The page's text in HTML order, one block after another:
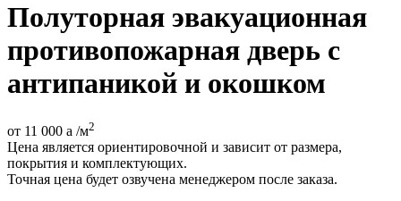
Полуторная эвакуационная
противопожарная дверь с
антипаникой и окошком
от 11 000 a /м2
Цена является ориентировочной и зависит от размера,
покрытия и комплектующих.
Точная цена будет озвучена менеджером после заказа.